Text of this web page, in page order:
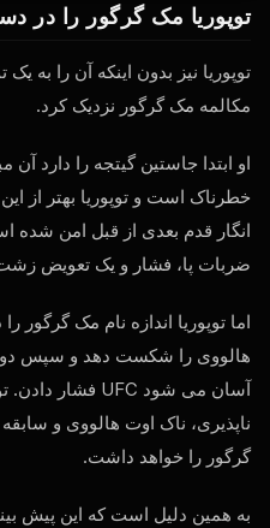
توپوریا مک گرگور را در
توپوریا نیز بدون اینکه آن را به
مکالمه مک گرگور نزدیک کرد.
او ابتدا جاستین گیتجه را دارد آن
خطرناک است و توپوریا بهتر از
انگار قدم بعدی از قبل امن شده
ضربات پا، فشار و یک تعویض
اما توپوریا اندازه نام مک
هالووی را شکست دهد و سپس
آسان می شود UFC فشار دادن.
ناپذیری، ناک اوت هالووی و
گرگور را خواهد داشت.
به همین دلیل است که این پیش